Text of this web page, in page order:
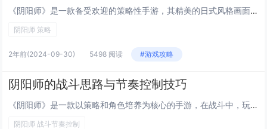
《阴阳师》是一款备受欢迎的策略性手游，其精美的日式风格画面与丰富剧情吸引了大量粉丝。游戏中玩家扮演阴阳师，在人鬼共存的世界探险并挑战强敌。面对多样化的敌人类型，合理制定策略极为关键。本文将从资深玩家视角出发，分享针对不同类型敌人时的有效战斗...
阴阳师 策略
2年前(2024-09-30) 5498 阅读 #游戏攻略
阴阳师的战斗思路与节奏控制技巧
《阴阳师》是一款以策略和角色培养为核心的手游，在战斗中，玩家需合理搭配式神（游戏内可操控角色）技能与御魂（增强式神能力的道具），利用克制关系高效输出。战斗思路应清晰，注重控制与输出平衡，善于运用拉条（增加行动条）和控制技能打断对手，保持队伍...
阴阳师 战斗节奏控制